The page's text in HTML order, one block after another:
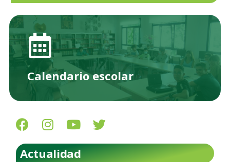
Actualidad
Calendario escolar